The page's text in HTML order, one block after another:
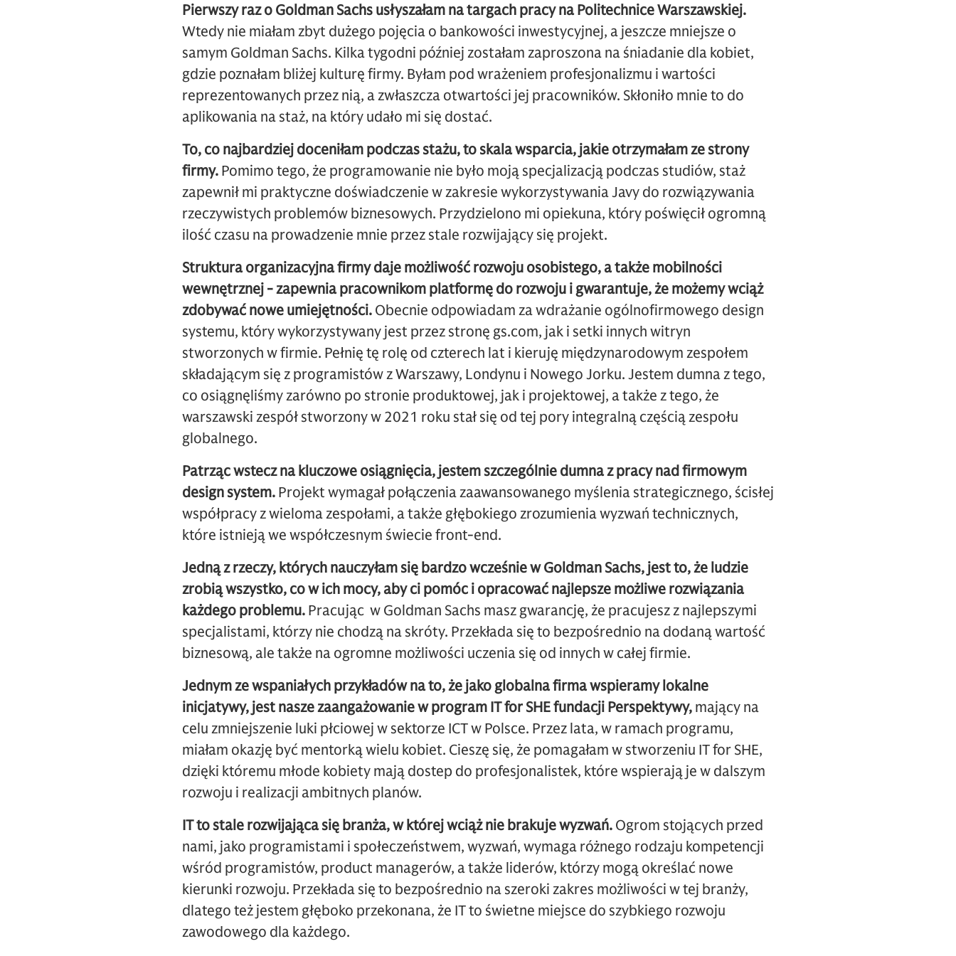
Pierwszy raz o Goldman Sachs usłyszałam na targach pracy na Politechnice Warszawskiej.
Wtedy nie miałam zbyt dużego pojęcia o bankowości inwestycyjnej, a jeszcze mniejsze o
samym Goldman Sachs. Kilka tygodni później zostałam zaproszona na śniadanie dla kobiet,
gdzie poznałam bliżej kulturę firmy. Byłam pod wrażeniem profesjonalizmu i wartości
reprezentowanych przez nią, a zwłaszcza otwartości jej pracowników. Skłoniło mnie to do
aplikowania na staż, na który udało mi się dostać.
To, co najbardziej doceniłam podczas stażu, to skala wsparcia, jakie otrzymałam ze strony
firmy. Pomimo tego, że programowanie nie było moją specjalizacją podczas studiów, staż
zapewnił mi praktyczne doświadczenie w zakresie wykorzystywania Javy do rozwiązywania
rzeczywistych problemów biznesowych. Przydzielono mi opiekuna, który poświęcił ogromną
ilość czasu na prowadzenie mnie przez stale rozwijający się projekt.
Struktura organizacyjna firmy daje możliwość rozwoju osobistego, a także mobilności
wewnętrznej - zapewnia pracownikom platformę do rozwoju i gwarantuje, że możemy wciąż
zdobywać nowe umiejętności. Obecnie odpowiadam za wdrażanie ogólnofirmowego design
systemu, który wykorzystywany jest przez stronę gs.com, jak i setki innych witryn
stworzonych w firmie. Pełnię tę rolę od czterech lat i kieruję międzynarodowym zespołem
składającym się z programistów z Warszawy, Londynu i Nowego Jorku. Jestem dumna z tego,
co osiągnęliśmy zarówno po stronie produktowej, jak i projektowej, a także z tego, że
warszawski zespół stworzony w 2021 roku stał się od tej pory integralną częścią zespołu
globalnego.
Patrząc wstecz na kluczowe osiągnięcia, jestem szczególnie dumna z pracy nad firmowym
design system. Projekt wymagał połączenia zaawansowanego myślenia strategicznego, ścisłej
współpracy z wieloma zespołami, a także głębokiego zrozumienia wyzwań technicznych,
które istnieją we współczesnym świecie front-end.
Jedną z rzeczy, których nauczyłam się bardzo wcześnie w Goldman Sachs, jest to, że ludzie
zrobią wszystko, co w ich mocy, aby ci pomóc i opracować najlepsze możliwe rozwiązania
każdego problemu. Pracując w Goldman Sachs masz gwarancję, że pracujesz z najlepszymi
specjalistami, którzy nie chodzą na skróty. Przekłada się to bezpośrednio na dodaną wartość
biznesową, ale także na ogromne możliwości uczenia się od innych w całej firmie.
Jednym ze wspaniałych przykładów na to, że jako globalna firma wspieramy lokalne
inicjatywy, jest nasze zaangażowanie w program IT for SHE fundacji Perspektywy, mający na
celu zmniejszenie luki płciowej w sektorze ICT w Polsce. Przez lata, w ramach programu,
miałam okazję być mentorką wielu kobiet. Cieszę się, że pomagałam w stworzeniu IT for SHE,
dzięki któremu młode kobiety mają dostep do profesjonalistek, które wspierają je w dalszym
rozwoju i realizacji ambitnych planów.
IT to stale rozwijająca się branża, w której wciąż nie brakuje wyzwań. Ogrom stojących przed
nami, jako programistami i społeczeństwem, wyzwań, wymaga różnego rodzaju kompetencji
wśród programistów, product managerów, a także liderów, którzy mogą określać nowe
kierunki rozwoju. Przekłada się to bezpośrednio na szeroki zakres możliwości w tej branży,
dlatego też jestem głęboko przekonana, że IT to świetne miejsce do szybkiego rozwoju
zawodowego dla każdego.